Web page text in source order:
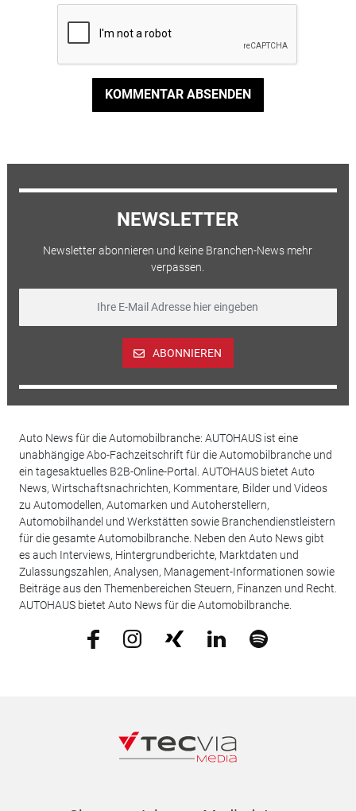
KOMMENTAR ABSENDEN
NEWSLETTER
Newsletter abonnieren und keine Branchen-News mehr
verpassen.
ABONNIEREN
Auto News für die Automobilbranche: AUTOHAUS ist eine
unabhängige Abo-Fachzeitschrift für die Automobilbranche und
ein tagesaktuelles B2B-Online-Portal. AUTOHAUS bietet Auto
News, Wirtschaftsnachrichten, Kommentare, Bilder und Videos
zu Automodellen, Automarken und Autoherstellern,
Automobilhandel und Werkstätten sowie Branchendienstleistern
für die gesamte Automobilbranche. Neben den Auto News gibt
es auch Interviews, Hintergrundberichte, Marktdaten und
Zulassungszahlen, Analysen, Management-Informationen sowie
Beiträge aus den Themenbereichen Steuern, Finanzen und Recht.
AUTOHAUS bietet Auto News für die Automobilbranche.